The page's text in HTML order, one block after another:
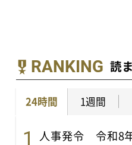
RANKING 読
24時間 1週間
人事発令 令和8